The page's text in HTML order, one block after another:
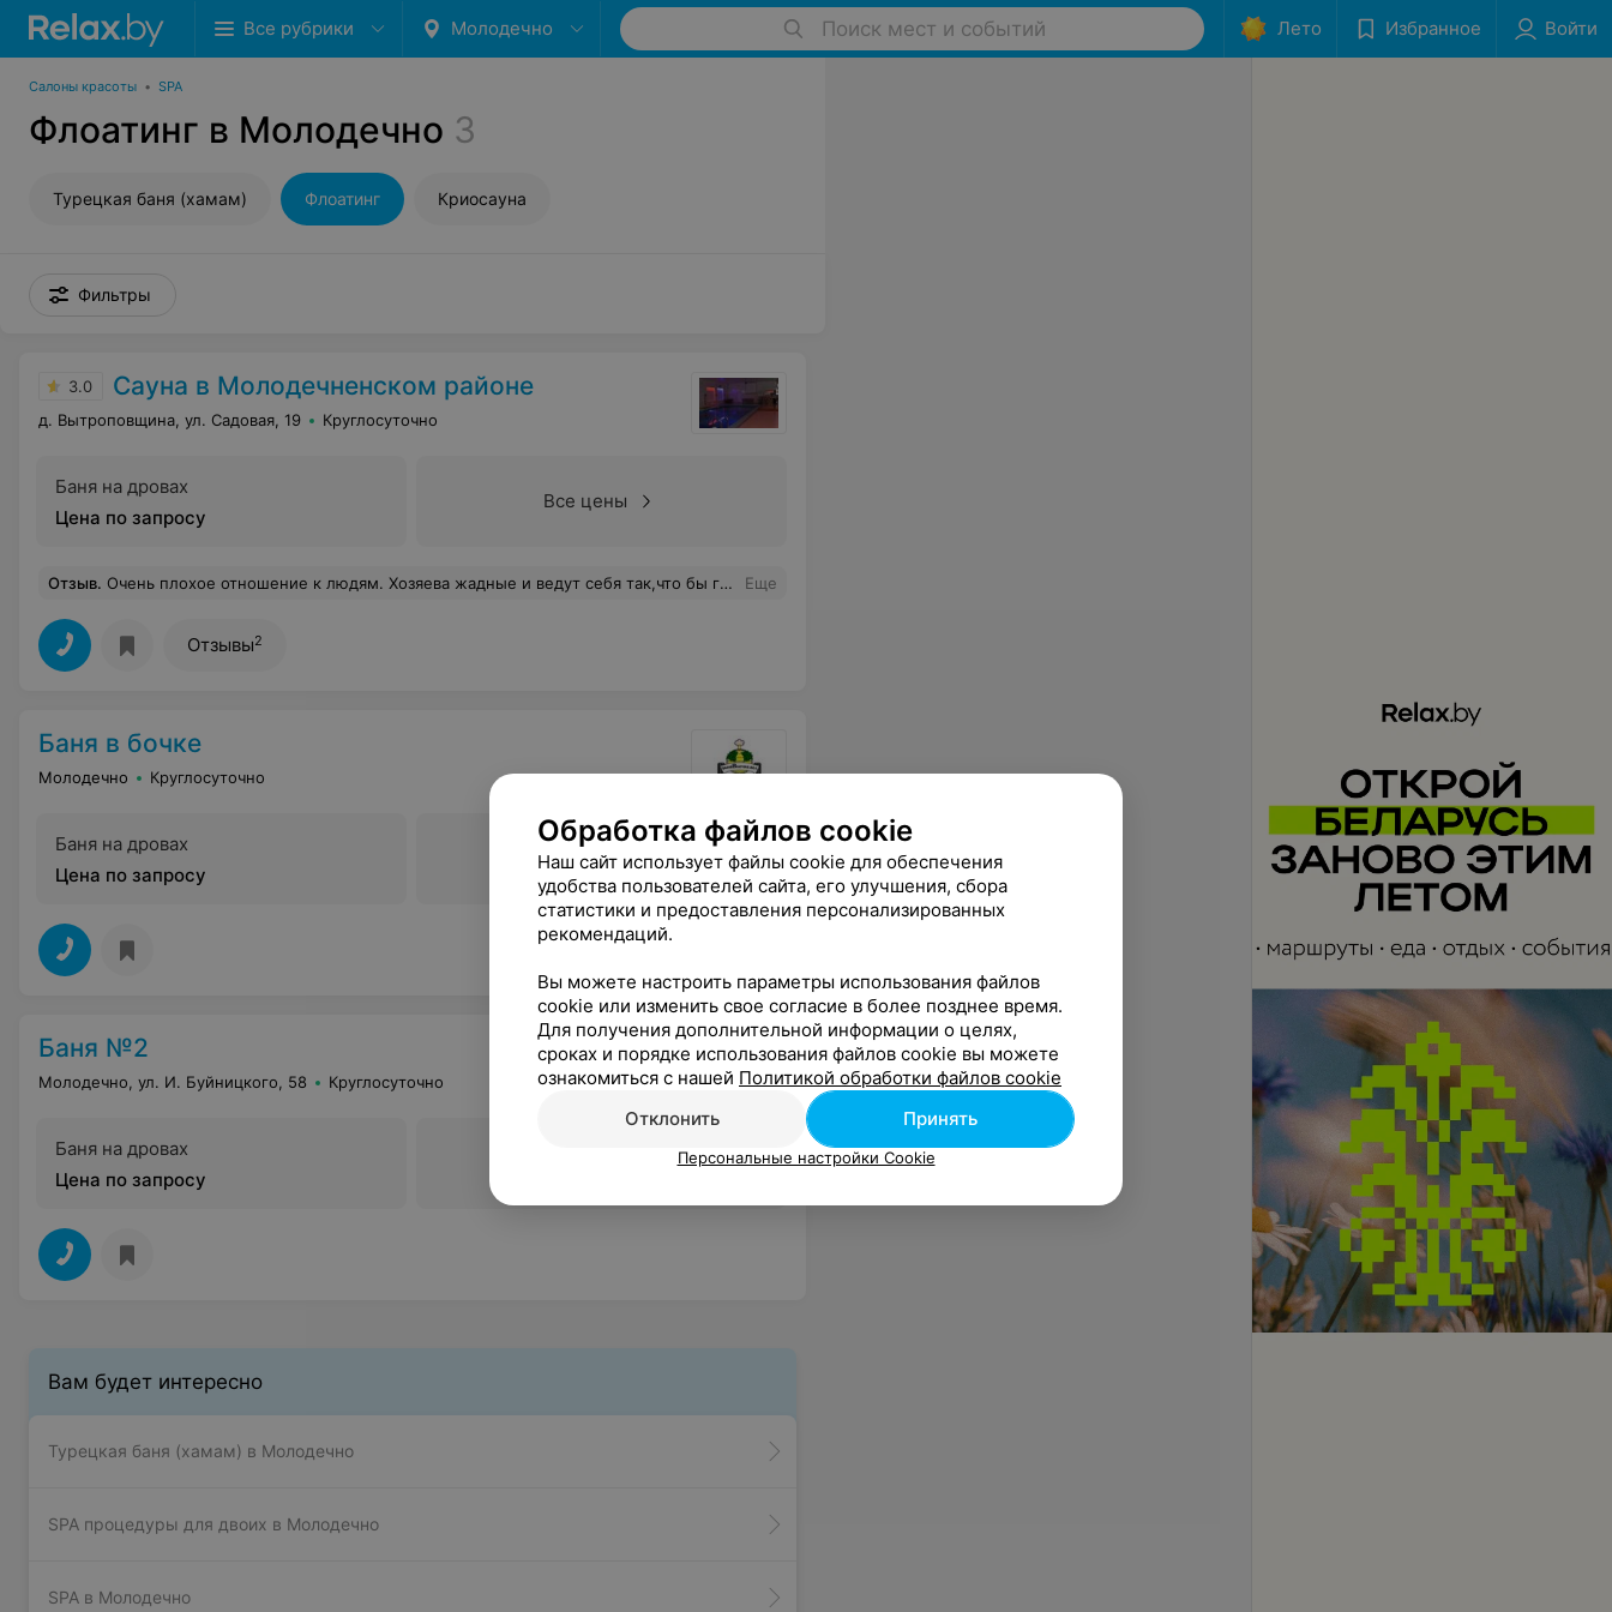
Все рубрики Молодечно Поиск мест и событий Лето Избранное Войти
Салоны красоты • SPA
Флоатинг в Молодечно 3
Турецкая баня (хамам) Флоатинг Криосауна
Фильтры
3.0 Сауна в Молодечненском районе
д. Вытроповщина, ул. Садовая, 19 Круглосуточно
Баня на дровах
Цена по запросу
Все цены
Отзыв. Очень плохое отношение к людям. Хозяева жадные и ведут себя так,что бы гости побыстрее уехали. Еще
Отзывы2
Баня в бочке
Молодечно Круглосуточно
Баня на дровах
Цена по запросу
Все цены
Баня №2
Молодечно, ул. И. Буйницкого, 58 Круглосуточно
Баня на дровах
Цена по запросу
Вам будет интересно
Турецкая баня (хамам) в Молодечно
SPA процедуры для двоих в Молодечно
SPA в Молодечно
Обработка файлов cookie
Наш сайт использует файлы cookie для обеспечения
удобства пользователей сайта, его улучшения, сбора
статистики и предоставления персонализированных
рекомендаций.
Вы можете настроить параметры использования файлов
cookie или изменить свое согласие в более позднее время.
Для получения дополнительной информации о целях,
сроках и порядке использования файлов cookie вы можете
ознакомиться с нашей Политикой обработки файлов cookie
Отклонить
Принять
Персональные настройки Cookie